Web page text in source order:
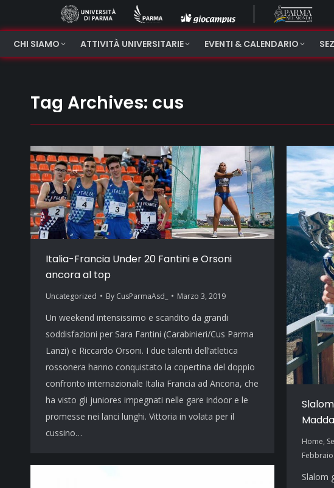
CHI SIAMO ATTIVITÀ UNIVERSITARIE EVENTI & CALENDARIO
Tag Archives: cus
Italia-Francia Under 20 Fantini e Orsoni
ancora al top
Uncategorized By CusParmaAsd_ Marzo 3, 2019
Un weekend intensissimo e scandito da grandi
soddisfazioni per Sara Fantini (Carabinieri/Cus Parma
Lanzi) e Riccardo Orsoni. I due talenti dell’atletica
rossonera hanno conquistato la copertina del doppio
confronto internazionale Italia Francia ad Ancona, che
ha visto gli juniores impegnati nelle gare indoor e le
promesse nei lanci lunghi. Vittoria in volata per il
cussino…
Home,
Slalom